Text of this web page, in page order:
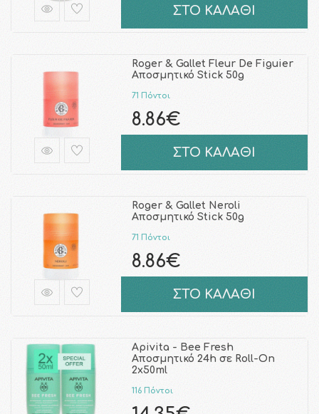
ΣΤΟ ΚΑΛΑΘΙ
Roger & Gallet Fleur De Figuier
Αποσμητικό Stick 50g
71 Πόντοι
8.86€
ΣΤΟ ΚΑΛΑΘΙ
Roger & Gallet Neroli
Αποσμητικό Stick 50g
71 Πόντοι
8.86€
ΣΤΟ ΚΑΛΑΘΙ
Apivita - Bee Fresh
Αποσμητικό 24h σε Roll-On
2x50ml
116 Πόντοι